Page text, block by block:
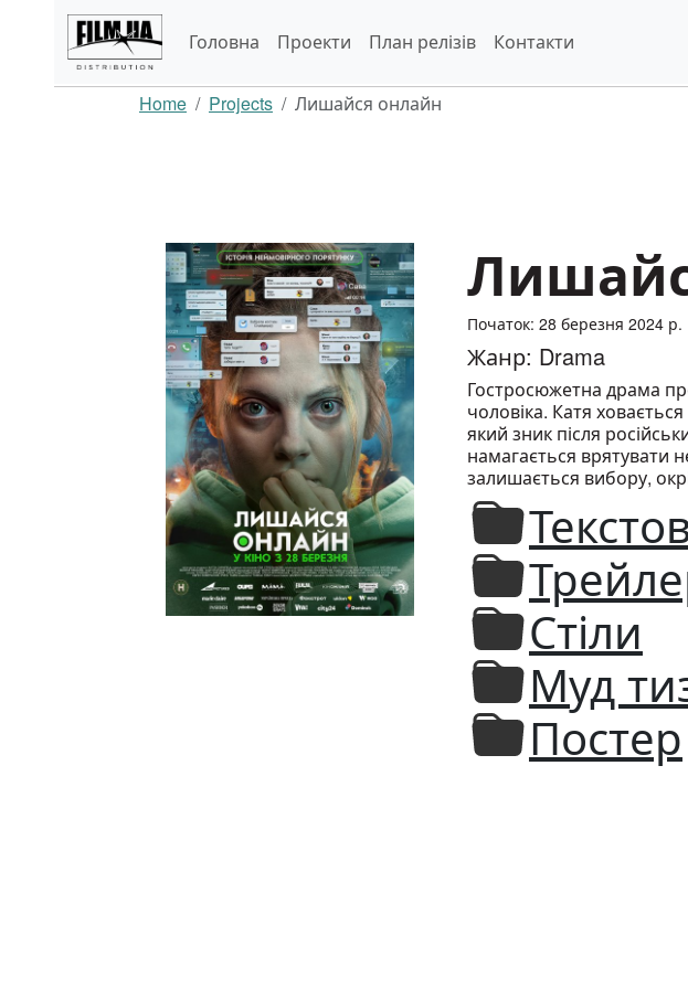
Головна Проекти План релізів Контакти
Home Projects Лишайся онлайн
Початок: 28 березня 2024 р.
Жанр: Drama
Гостросюжетна драма
чоловіка. Катя
який зник після
намагається врятувати
залишається вибору,
Стіли
Муд
Постер